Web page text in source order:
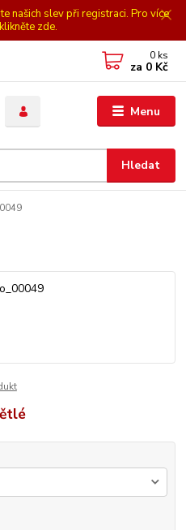
našich slev při registraci. Pro více
zde.
Menu
Hledat
0 ks
za 0 Kč